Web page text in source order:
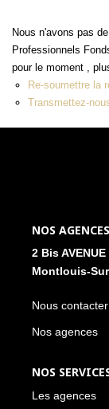
Nous n'avons pas
Professionnels
pour le moment ,
Re-soumettre la
Transmettez-
NOS AGENCES
2 Bis
Montlouis-
Nous contacter
Nos agences
NOS
Les agences